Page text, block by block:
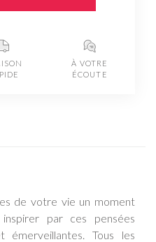
À VOTRE
ÉCOUTE
de votre vie un moment
par ces pensées
émerveillantes. Tous les